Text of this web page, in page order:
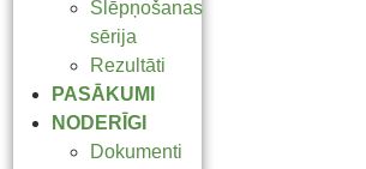
Slēpņošanas
sērija
Rezultāti
PASĀKUMI
NODERĪGI
Dokumenti